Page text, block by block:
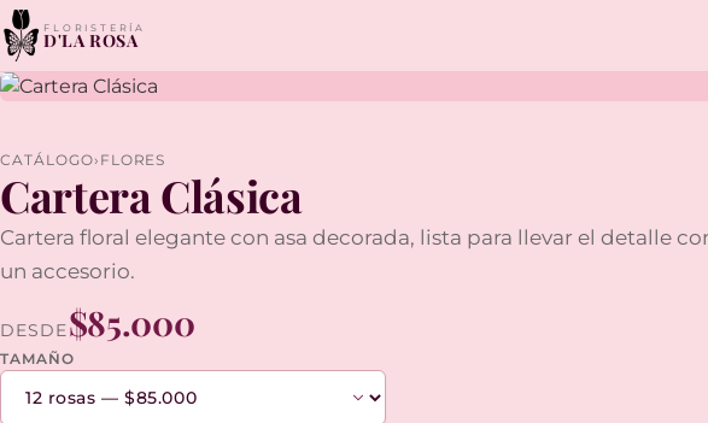
FLORISTERÍA
D'LA ROSA
CATÁLOGO› FLORES
Cartera Clásica
Cartera floral elegante con asa decorada, lista para llevar el detalle
un accesorio.
DESDE$85.000
TAMAÑO